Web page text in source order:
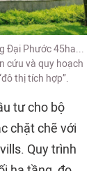
Đại Phước 45ha...
cứu và quy hoạch
thị tích hợp”.
tư cho bộ
chặt chẽ với
Quy trình